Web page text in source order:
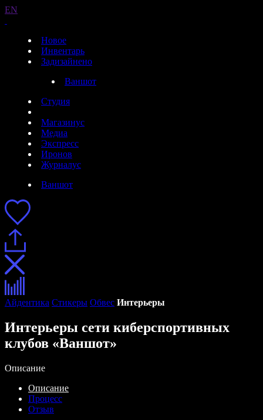
EN
Новое
Инвентарь
Задизайнено
Ваншот
Студия
Магазинус
Медиа
Экспресс
Иронов
Журналус
Ваншот
Айдентика Стикеры Обвес Интерьеры
Интерьеры сети киберспортивных
клубов «Ваншот»
Описание
Описание
Процесс
Отзыв